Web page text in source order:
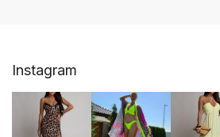
Instagram